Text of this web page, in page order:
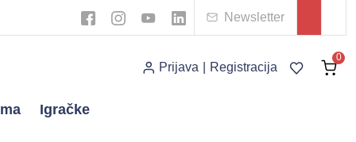
Newsletter
Igračke
Prijava Registracija
0